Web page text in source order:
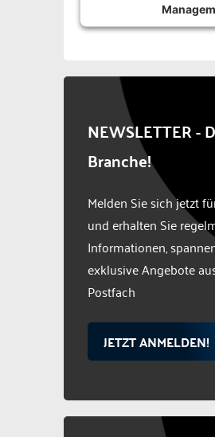
NEWSLETTER -
Branche!
Melden Sie sich jetzt
und erhalten Sie
Informationen,
exklusive Angebote
Postfach
JETZT ANMELDEN!